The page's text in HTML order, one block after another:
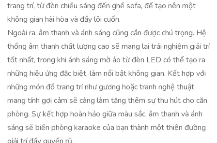
trang trí, từ đèn chiếu sáng đến ghế sofa, để tạo nên một
không gian hài hòa và đầy lôi cuốn.
Ngoài ra, âm thanh và ánh sáng cũng cần được chú trọng. Hệ
thống âm thanh chất lượng cao sẽ mang lại trải nghiệm giải trí
tốt nhất, trong khi ánh sáng mờ ảo từ đèn LED có thể tạo ra
những hiệu ứng đặc biệt, làm nổi bật không gian. Kết hợp với
những món đồ trang trí như gương hoặc tranh nghệ thuật
mang tính gợi cảm sẽ càng làm tăng thêm sự thu hút cho căn
phòng. Sự kết hợp hoàn hảo giữa màu sắc, âm thanh và ánh
sáng sẽ biến phòng karaoke của bạn thành một thiên đường